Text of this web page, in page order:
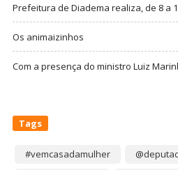
Prefeitura de Diadema realiza, de 8 a
Os animaizinhos
Com a presença do ministro Luiz
Tags
#vemcasadamulher